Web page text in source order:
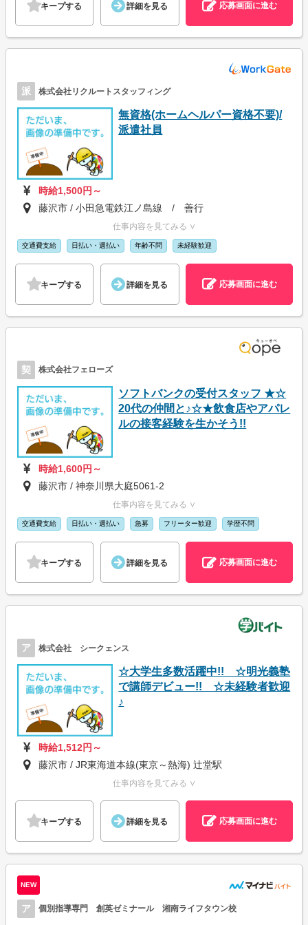
キープする 詳細を見る 応募画面に進む
派 株式会社リクルートスタッフィング
無資格(ホームヘルパー資格不要)/
派遣社員
時給1,500円～
藤沢市 / 小田急電鉄江ノ島線 / 善行
仕事内容を見てみる ∨
交通費支給 日払い・週払い 年齢不問 未経験歓迎
キープする 詳細を見る 応募画面に進む
契 株式会社フェローズ
ソフトバンクの受付スタッフ ★☆
20代の仲間と♪☆★飲食店やアパレ
ルの接客経験を生かそう!!
時給1,600円～
藤沢市 / 神奈川県大庭5061-2
仕事内容を見てみる ∨
交通費支給 日払い・週払い 急募 フリーター歓迎 学歴不問
キープする 詳細を見る 応募画面に進む
ア 株式会社 シークェンス
☆大学生多数活躍中!! ☆明光義塾
で講師デビュー!! ☆未経験者歓迎
♪
時給1,512円～
藤沢市 / JR東海道本線(東京～熱海) 辻堂駅
仕事内容を見てみる ∨
キープする 詳細を見る 応募画面に進む
NEW
ア 個別指導専門 創英ゼミナール 湘南ライフタウン校